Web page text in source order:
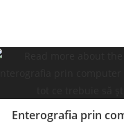
Enterografia prin